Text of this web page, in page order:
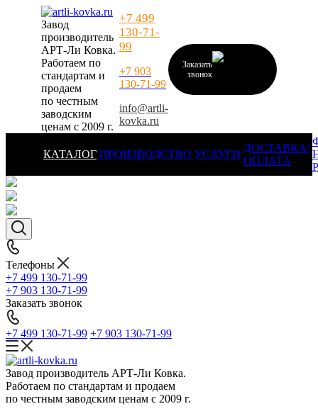
Завод
производитель
АРТ-Ли Ковка.
Работаем по
стандартам и
продаем
по честным
заводским
ценам с 2009 г.
+7 499
130-71-
99
+7 903
130-71-99
info@artli-
kovka.ru
Заказать
звонок
КАТАЛОГ ПРОИЗВОДСТВО УСЛУГИ
ДОСТАВКА/
ОПЛАТА
Телефоны
+7 499 130-71-99
+7 903 130-71-99
Заказать звонок
+7 499 130-71-99 +7 903 130-71-99
Завод производитель АРТ-Ли Ковка.
Работаем по стандартам и продаем
по честным заводским ценам с 2009 г.